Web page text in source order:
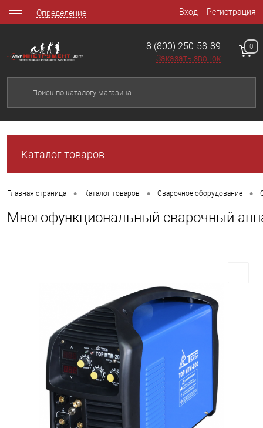
Вход Регистрация
Определение
8 (800) 250-58-89
Заказать звонок
0
Каталог товаров
Главная страница • Каталог товаров • Сварочное оборудование •
Многофункциональный сварочный